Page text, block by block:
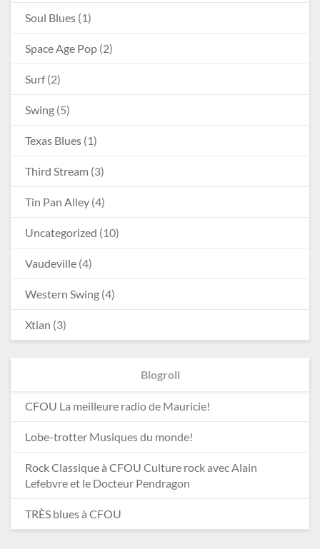
Soul Blues (1)
Space Age Pop (2)
Surf(2)
Swing (5)
Texas Blues (1)
Third Stream (3)
Tin Pan Alley (4)
Uncategorized (10)
Vaudeville (4)
Western Swing (4)
Xtian (3)
Blogroll
CFOU La meilleure radio de Mauricie!
Lobe-trotter Musiques du monde!
Rock Classique à CFOU Culture rock avec Alain
Lefebvre et le Docteur Pendragon
TRÈS blues à CFOU